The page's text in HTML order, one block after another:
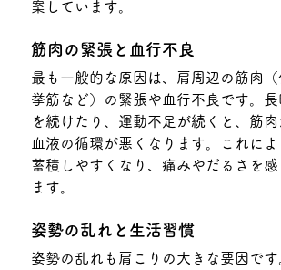
案しています。
筋肉の緊張と血行不良
最も一般的な原因は、肩周辺の筋肉
挙筋など）の緊張や血行不良です。
を続けたり、運動不足が続くと、筋肉
血液の循環が悪くなります。これに
蓄積しやすくなり、痛みやだるさを感
ます。
姿勢の乱れと生活習慣
姿勢の乱れも肩こりの大きな要因で